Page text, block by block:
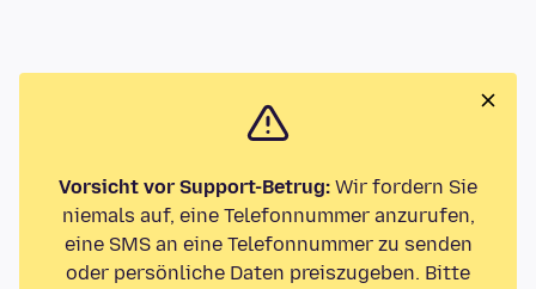
Vorsicht vor Support-Betrug: Wir fordern Sie
niemals auf, eine Telefonnummer anzurufen,
eine SMS an eine Telefonnummer zu senden
oder persönliche Daten preiszugeben. Bitte